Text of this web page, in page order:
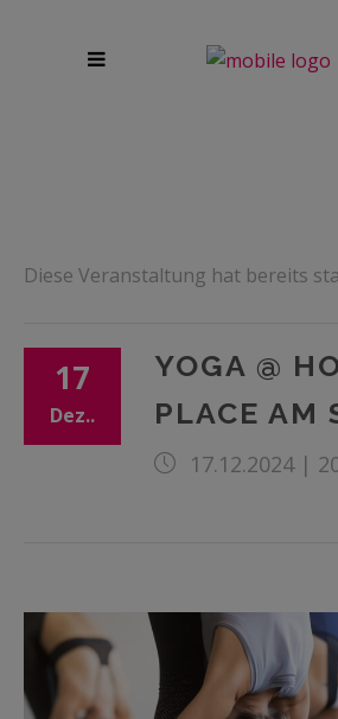
Diese Veranstaltung hat bereits
17
Dez..
YOGA @
PLACE AM
17.12.2024 |